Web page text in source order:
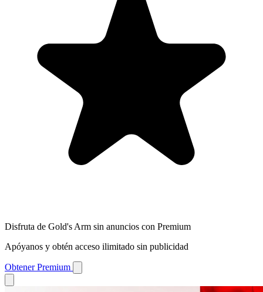
Disfruta de Gold's Arm sin anuncios con Premium
Apóyanos y obtén acceso ilimitado sin publicidad
Obtener Premium